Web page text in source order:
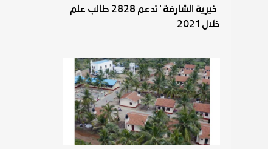
"خيرية الشارقة" تدعم 2828 طالب علم
خلال 2021